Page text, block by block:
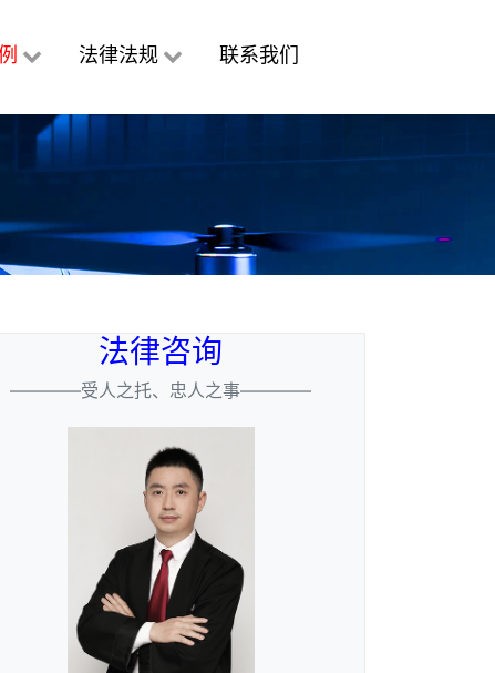
法律法规 联系我们
法律咨询
————受人之托、忠人之事————